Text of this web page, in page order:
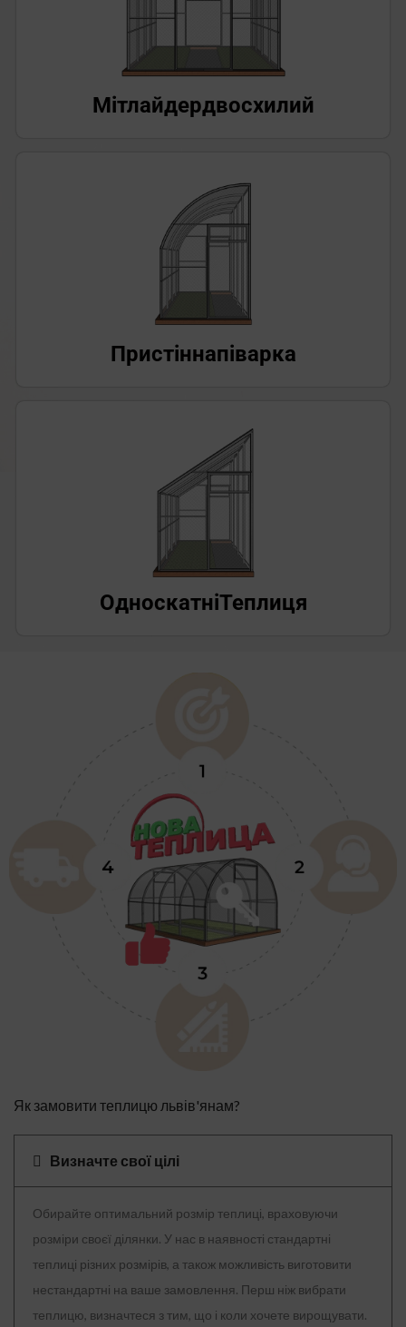
Мітлайдердвосхилий
Пристіннапіварка
ОдноскатніТеплиця
Як замовити теплицю львів'янам?
Визначте свої цілі
Обирайте оптимальний розмір теплиці, враховуючи
розміри своєї ділянки. У нас в наявності стандартні
теплиці різних розмірів, а також можливість виготовити
нестандартні на ваше замовлення. Перш ніж вибрати
теплицю, визначтеся з тим, що і коли хочете вирощувати.